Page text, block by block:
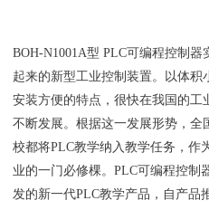
BOH-N1001A型 PLC可编程控制
起来的新型工业控制装置。以体积
安装方便的特点，很快在我国的工
不断发展。根据这一发展形势，
校都将PLC教学纳入教学任务，作
业的一门必修棵。PLC可编程控制
发的新一代PLC教学产品，自产品